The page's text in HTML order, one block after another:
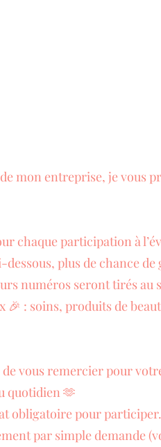
mon entreprise, je vous
chaque participation à
plus de chance de
numéros seront tirés au
: soins, produits de
vous remercier pour
quotidien 🫶
obligatoire pour
par simple demande